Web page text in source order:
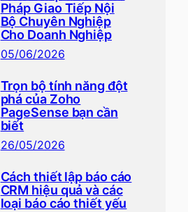
Pháp Giao Tiếp Nội
Bộ Chuyên Nghiệp
Cho Doanh Nghiệp
05/06/2026
Trọn bộ tính năng đột
phá của Zoho
PageSense bạn cần
biết
26/05/2026
Cách thiết lập báo cáo
CRM hiệu quả và các
loại báo cáo thiết yếu